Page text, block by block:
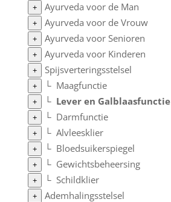
+ Ayurveda voor de Man
+ Ayurveda voor de Vrouw
+ Ayurveda voor Senioren
+ Ayurveda voor Kinderen
+ Spijsverteringsstelsel
+ └ Maagfunctie
+ └ Lever en Galblaasfunctie
+ └ Darmfunctie
+ └ Alvleesklier
+ └ Bloedsuikerspiegel
+ └ Gewichtsbeheersing
+ └ Schildklier
+ Ademhalingsstelsel